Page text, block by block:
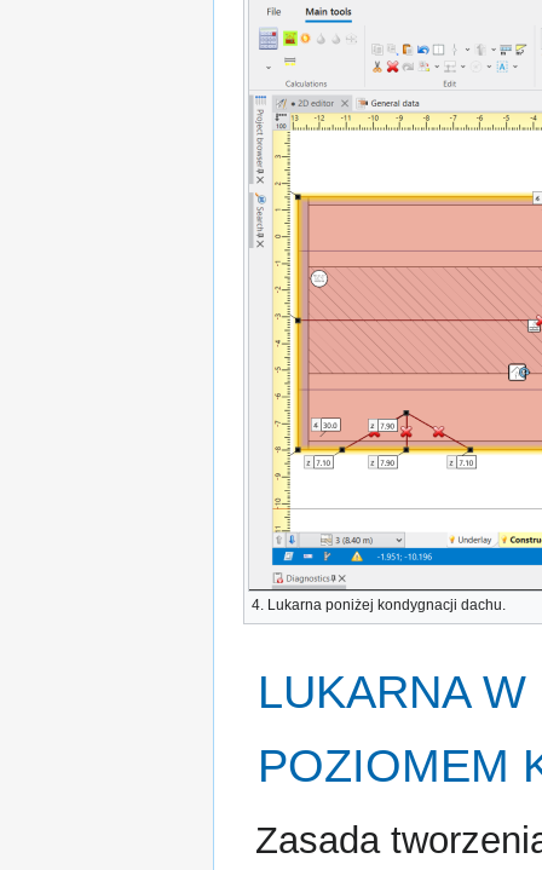
4. Lukarna poniżej kondygnacji dachu.
LUKARNAW
POZIOMEM
Zasada